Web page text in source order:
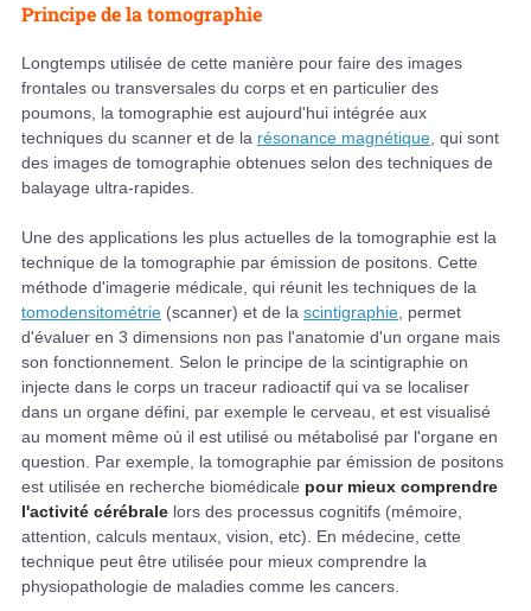
Principe de la tomographie
Longtemps utilisée de cette manière pour faire des images
frontales ou transversales du corps et en particulier des
poumons, la tomographie est aujourd'hui intégrée aux
techniques du scanner et de la résonance magnétique , qui sont
des images de tomographie obtenues selon des techniques de
balayage ultra-rapides.
Une des applications les plus actuelles de la tomographie est la
technique de la tomographie par émission de positons. Cette
méthode d'imagerie médicale, qui réunit les techniques de la
tomodensitométrie (scanner) et de la scintigraphie , permet
d'évaluer en 3 dimensions non pas l'anatomie d'un organe mais
son fonctionnement. Selon le principe de la scintigraphie on
injecte dans le corps un traceur radioactif qui va se localiser
dans un organe défini, par exemple le cerveau, et est visualisé
au moment même où il est utilisé ou métabolisé par l'organe en
question. Par exemple, la tomographie par émission de positons
est utilisée en recherche biomédicale pour mieux comprendre
l'activité cérébrale lors des processus cognitifs (mémoire,
attention, calculs mentaux, vision, etc). En médecine, cette
technique peut être utilisée pour mieux comprendre la
physiopathologie de maladies comme les cancers.